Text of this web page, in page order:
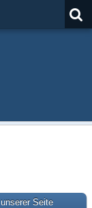
Seite